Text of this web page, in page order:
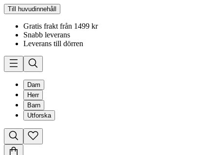
Till huvudinnehåll
Gratis frakt från 1499 kr
Snabb leverans
Leverans till dörren
Dam
Herr
Barn
Utforska